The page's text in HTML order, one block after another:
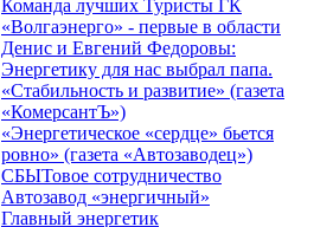
Команда лучших Туристы ГК
«Волгаэнерго» - первые в области
Денис и Евгений Федоровы:
Энергетику для нас выбрал папа.
«Стабильность и развитие» (газета
«КомерсантЪ»)
«Энергетическое «сердце» бьется
ровно» (газета «Автозаводец»)
СБЫТовое сотрудничество
Автозавод «энергичный»
Главный энергетик